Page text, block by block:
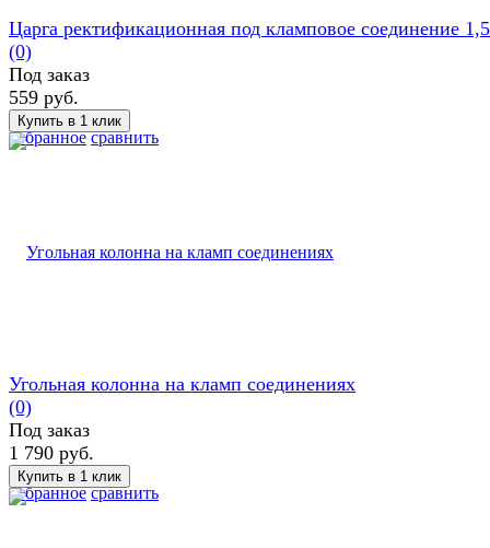
избранное сравнить
Царга ректификационная под кламповое соединение
(0)
Под заказ
559 руб.
избранное сравнить
Угольная колонна на кламп соединениях
(0)
Под заказ
1 790 руб.